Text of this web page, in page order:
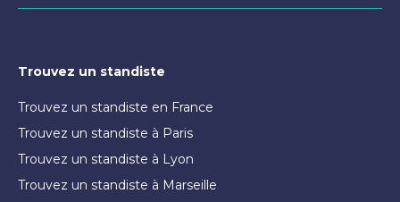
Trouvez un standiste
Trouvez un standiste en France
Trouvez un standiste à Paris
Trouvez un standiste à Lyon
Trouvez un standiste à Marseille